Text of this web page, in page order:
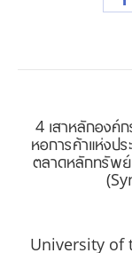
4 เสาหลักองค์
หอการค้าแห่งป
ตลาดหลักทรัพย์
University of